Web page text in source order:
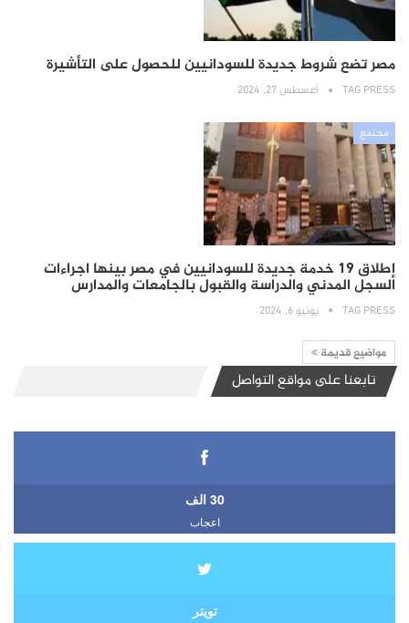
مصر تضع شروط جديدة للسودانيين للحصول على التأشيرة
TAG PRESS أغسطس 27, 2024
مجتمع
إطلاق 19 خدمة جديدة للسودانيين في مصر بينها اجراءات
السجل المدني والدراسة والقبول بالجامعات والمدارس
TAG PRESS يونيو 6, 2024
مواضيع قديمة
تابعنا على مواقع التواصل
30 الف
اعجاب
تويتر